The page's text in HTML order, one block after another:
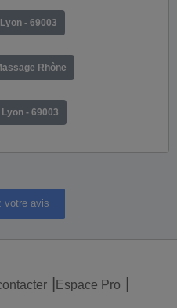
- 69003
Rhône
- 69003
votre avis
Espace Pro